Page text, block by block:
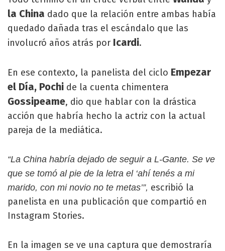
la China dado que la relación entre ambas había
quedado dañada tras el escándalo que las
involucró años atrás por Icardi.
En ese contexto, la panelista del ciclo Empezar
el Día, Pochi de la cuenta chimentera
Gossipeame, dio que hablar con la drástica
acción que habría hecho la actriz con la actual
pareja de la mediática.
“La China habría dejado de seguir a L-Gante. Se ve
que se tomó al pie de la letra el ‘ahí tenés a mi
marido, con mi novio no te metas’”, escribió la
panelista en una publicación que compartió en
Instagram Stories.
En la imagen se ve una captura que demostraría